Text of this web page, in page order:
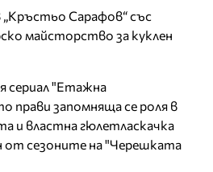
Сарафов“ със
майсторство за куклен
сериал "Етажна
прави запомняща се роля в
и властна гюлетласкачка
от сезоните на "Черешката